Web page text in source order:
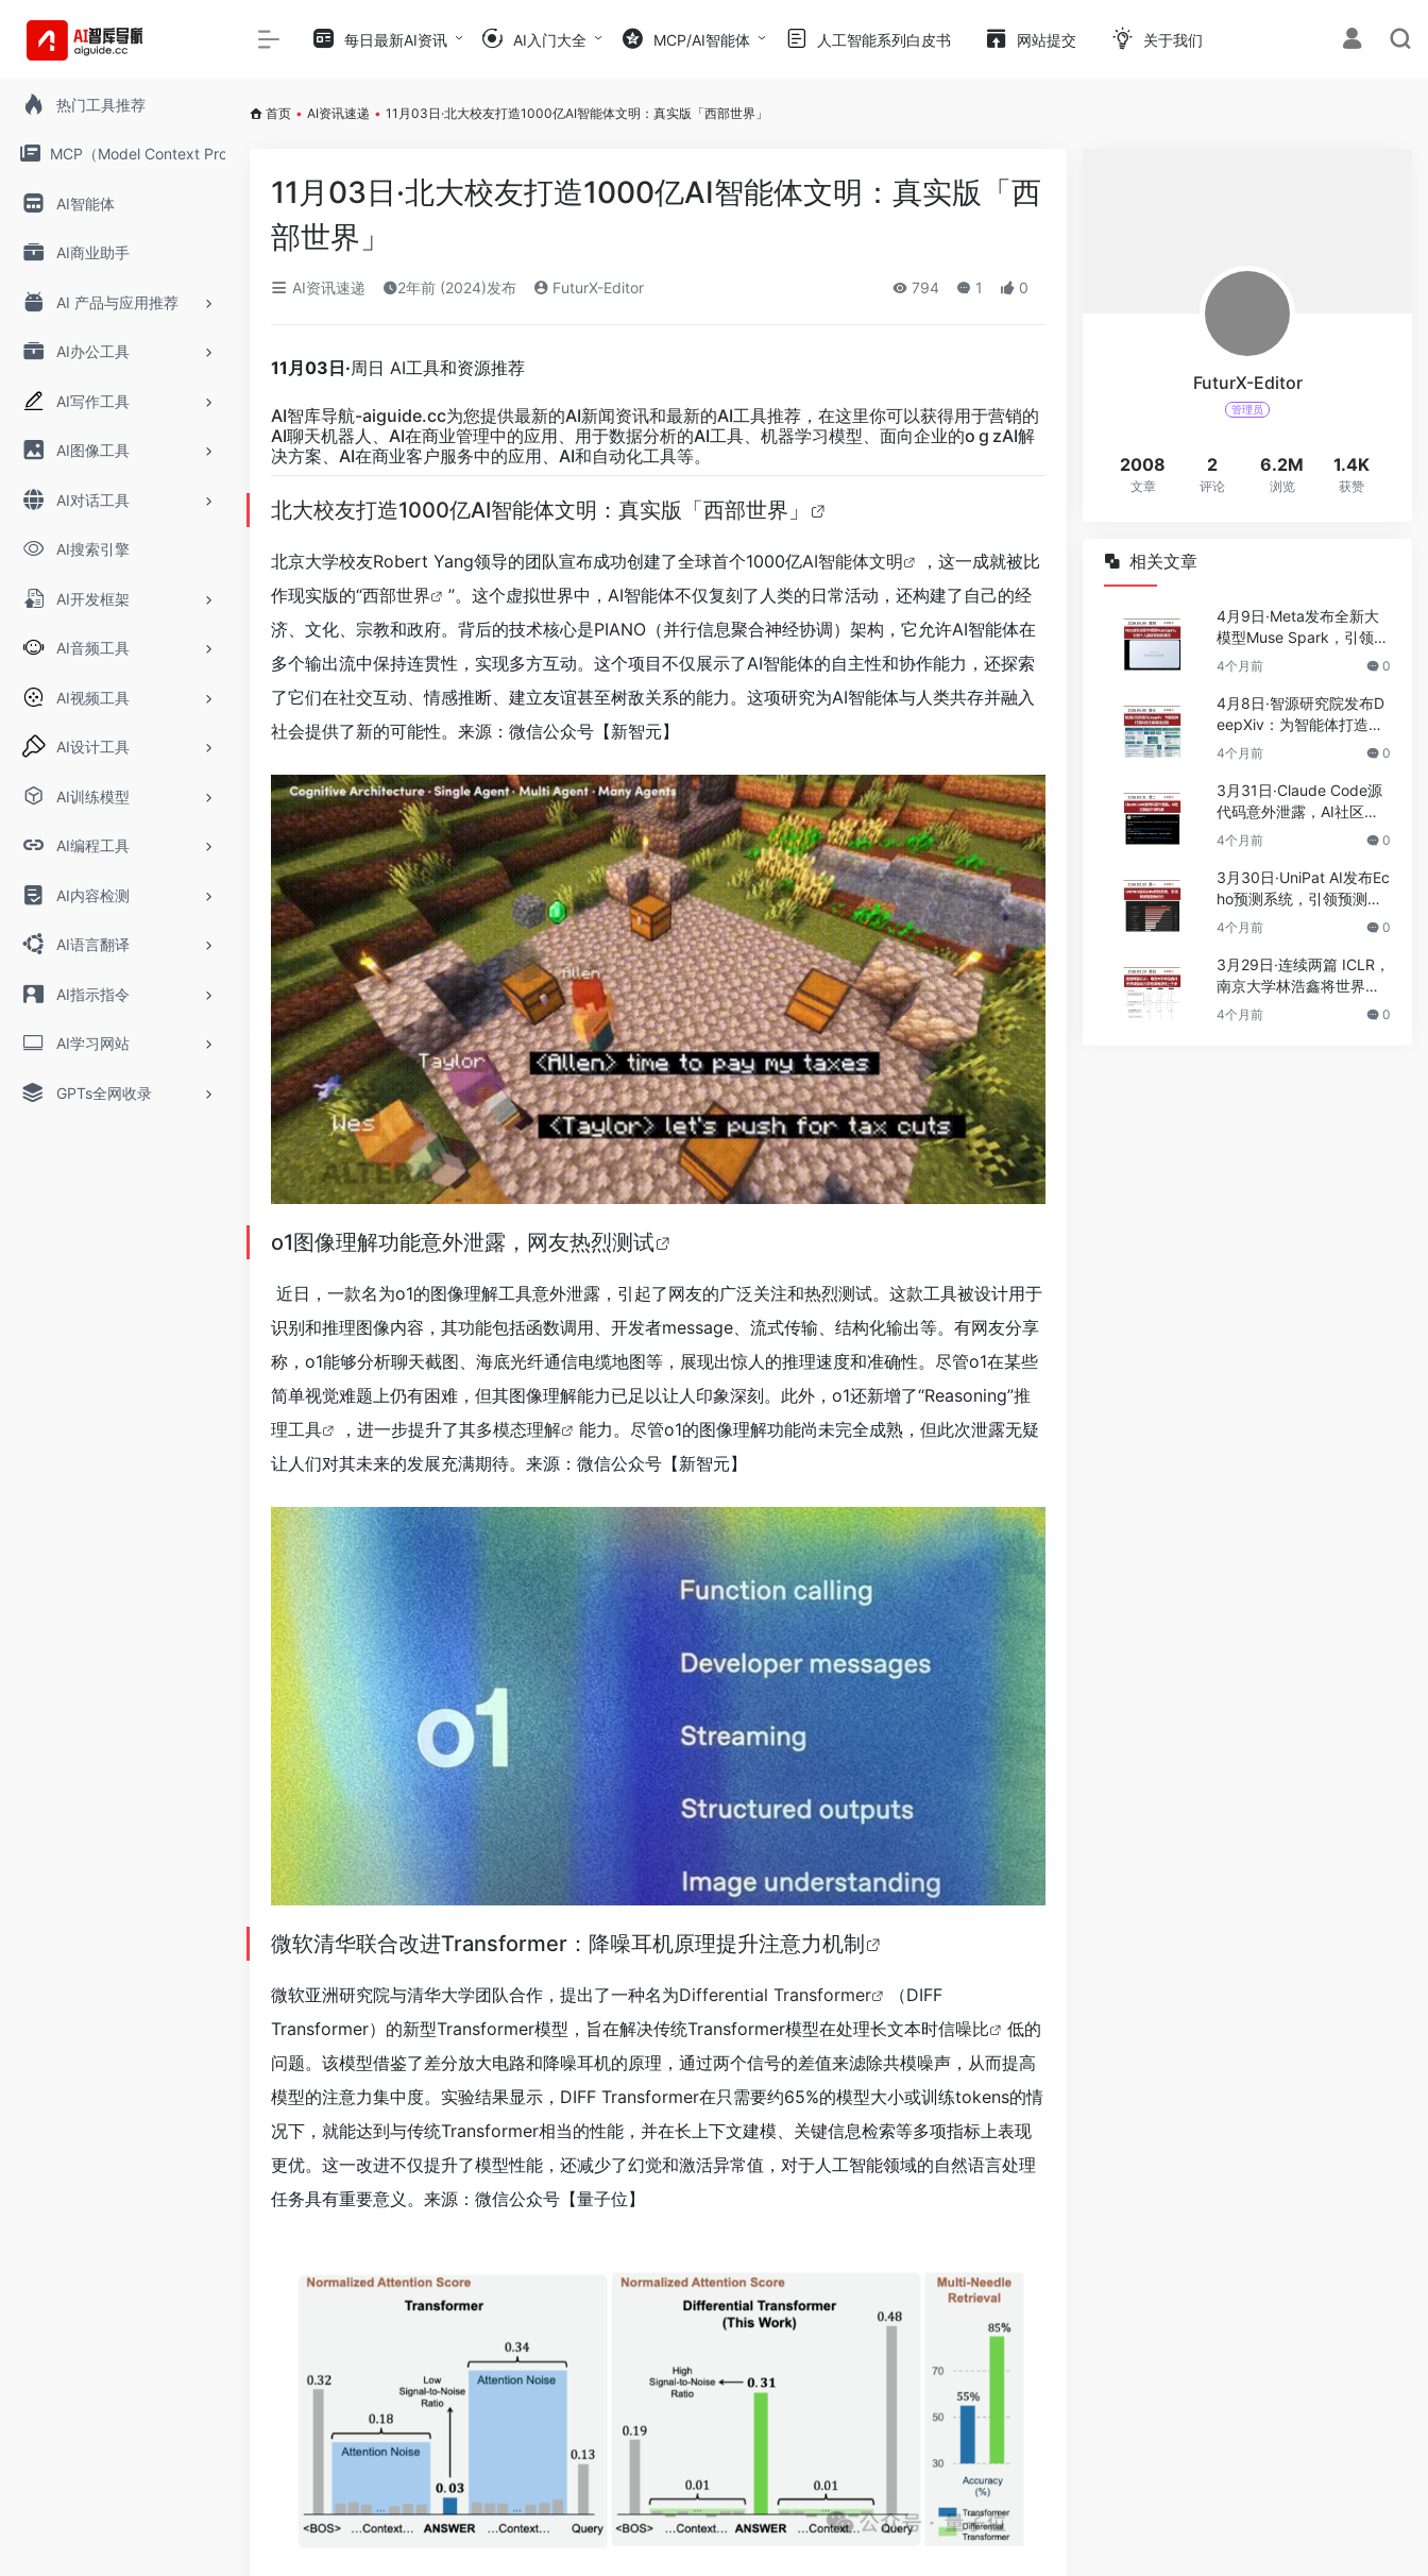
热门工具推荐
MCP（Model Context Protocol）
AI智能体
AI商业助手
AI 产品与应用推荐
AI办公工具
AI写作工具
AI图像工具
AI对话工具
AI搜索引擎
AI开发框架
AI音频工具
AI视频工具
AI设计工具
AI训练模型
AI编程工具
AI内容检测
AI语言翻译
AI指示指令
AI学习网站
GPTs全网收录
每日最新AI资讯 AI入门大全 MCP/AI智能体 人工智能系列白皮书 网站提交 关于我们
首页 • AI资讯速递 • 11月03日·北大校友打造1000亿AI智能体文明：真实版「西部世界」
11月03日·北大校友打造1000亿AI智能体文明：真实版「西
部世界」
AI资讯速递 2年前 (2024)发布 FuturX-Editor 794 1 0
11月03日·周日 AI工具和资源推荐
AI智库导航-aiguide.cc为您提供最新的AI新闻资讯和最新的AI工具推荐，在这里你可以获得用于营销的
AI聊天机器人、AI在商业管理中的应用、用于数据分析的AI工具、机器学习模型、面向企业的o g zAI解
决方案、AI在商业客户服务中的应用、AI和自动化工具等。
北大校友打造1000亿AI智能体文明：真实版「西部世界」
北京大学校友Robert Yang领导的团队宣布成功创建了全球首个1000亿AI智能体文明
，这一成就被比
作现实版的“西部世界
”。这个虚拟世界中，AI智能体不仅复刻了人类的日常活动，还构建了自己的经
济、文化、宗教和政府。背后的技术核心是PIANO（并行信息聚合神经协调）架构，它允许AI智能体在
多个输出流中保持连贯性，实现多方互动。这个项目不仅展示了AI智能体的自主性和协作能力，还探索
了它们在社交互动、情感推断、建立友谊甚至树敌关系的能力。这项研究为AI智能体与人类共存并融入
社会提供了新的可能性。来源：微信公众号【新智元】
o1图像理解功能意外泄露，网友热烈测试
近日，一款名为o1的图像理解工具意外泄露，引起了网友的广泛关注和热烈测试。这款工具被设计用于
识别和推理图像内容，其功能包括函数调用、开发者message、流式传输、结构化输出等。有网友分享
称，o1能够分析聊天截图、海底光纤通信电缆地图等，展现出惊人的推理速度和准确性。尽管o1在某些
简单视觉难题上仍有困难，但其图像理解能力已足以让人印象深刻。此外，o1还新增了“Reasoning”推
理工具
，进一步提升了其多模态理解
能力。尽管o1的图像理解功能尚未完全成熟，但此次泄露无疑
让人们对其未来的发展充满期待。来源：微信公众号【新智元】
微软清华联合改进Transformer：降噪耳机原理提升注意力机制
微软亚洲研究院与清华大学团队合作，提出了一种名为Differential Transformer
（DIFF
Transformer）的新型Transformer模型，旨在解决传统Transformer模型在处理长文本时信噪比
低的
问题。该模型借鉴了差分放大电路和降噪耳机的原理，通过两个信号的差值来滤除共模噪声，从而提高
模型的注意力集中度。实验结果显示，DIFF Transformer在只需要约65%的模型大小或训练tokens的情
况下，就能达到与传统Transformer相当的性能，并在长上下文建模、关键信息检索等多项指标上表现
更优。这一改进不仅提升了模型性能，还减少了幻觉和激活异常值，对于人工智能领域的自然语言处理
任务具有重要意义。来源：微信公众号【量子位】
FuturX-Editor
管理员
2008
文章
2
评论
6.2M
浏览
1.4K
获赞
相关文章
4月9日·Meta发布全新大
模型Muse Spark，引领个
人超级智能新潮流
4个月前 0
4月8日·智源研究院发布D
eepXiv：为智能体打造科
技文献基础设施
4个月前 0
3月31日·Claude Code源
代码意外泄露，AI社区掀
起开源热潮
4个月前 0
3月30日·UniPat AI发布Ec
ho预测系统，引领预测智
能新纪元
4个月前 0
3月29日·连续两篇 ICLR，
南京大学林浩鑫将世界模
型动力学推演推进到上千
4个月前 0